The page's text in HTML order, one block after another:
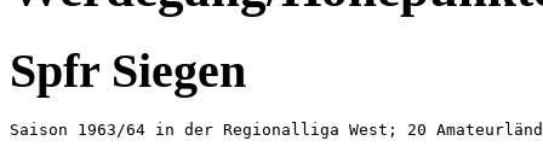
Spfr Siegen